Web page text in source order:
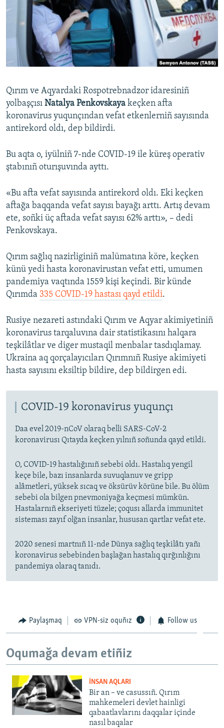
Русский
Українською
QOŞULIÑIZ!
RFE/RS bütün saytları
Qırım ve Aqyardaki Rospotrebnadzor idaresiniñ
yolbaşçısı Natalya Penkovskaya keçken afta
koronavirus yuqunçından vefat etkenlerniñ sayısında
antirekord oldı, dep bildirdi.
Bu aqta o, iyülniñ 7-nde COVID-19 ile küreş operativ
ştabınıñ oturışuvında ayttı.
«Bu afta vefat sayısında antirekord oldı. Eki keçken
aftağa baqqanda vefat sayısı bayağı arttı. Artış devam
ete, soñki üç aftada vefat sayısı 62% arttı», – dedi
Penkovskaya.
Qırım sağlıq nazirliginiñ malümatına köre, keçken
künü yedi hasta koronavirustan vefat etti, umumen
pandemiya vaqtında 1559 kişi keçindi. Bir künde
Qırımda 335 COVID-19 hastası qayd etildi.
Rusiye nezareti astındaki Qırım ve Aqyar akimiyetiniñ
koronavirus tarqaluvına dair statistikasını halqara
teşkilâtlar ve diger mustaqil menbalar tasdıqlamay.
Ukraina aq qorçalayıcıları Qırımnıñ Rusiye akimiyeti
hasta sayısını eksiltip bildire, dep bildirgen edi.
COVID-19 koronavirus yuqunçı
Daa evel 2019-nCoV olaraq belli SARS-CoV-2
koronavirusı Qıtayda keçken yılnıñ soñunda qayd etildi.
O, COVID-19 hastalığınıñ sebebi oldı. Hastalıq yengil
keçe bile, bazı insanlarda suvuqlanuv ve gripp
alâmetleri, yüksek sıcaq ve öksürüv körüne bile. Bu ölüm
sebebi ola bilgen pnevmoniyağa keçmesi mümkün.
Hastalarnıñ ekseriyeti tüzele; çoqusı allarda immunitet
sisteması zayıf olğan insanlar, hususan qartlar vefat ete.
2020 senesi martnıñ 11-nde Dünya sağlıq teşkilâtı yañı
koronavirus sebebinden başlağan hastalıq qırğınlığını
pandemiya olaraq tanıdı.
Paylaşmaq VPN-siz oquñız Follow us
Oqumağa devam etiñiz
İNSAN AQLARI
Bir an – ve casussıñ. Qırım
mahkemeleri devlet hainligi
qabaatlavlarını daqqalar içinde
nasıl baqalar